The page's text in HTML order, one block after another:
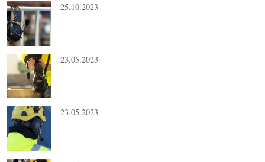
25.10.2023
23.05.2023
23.05.2023